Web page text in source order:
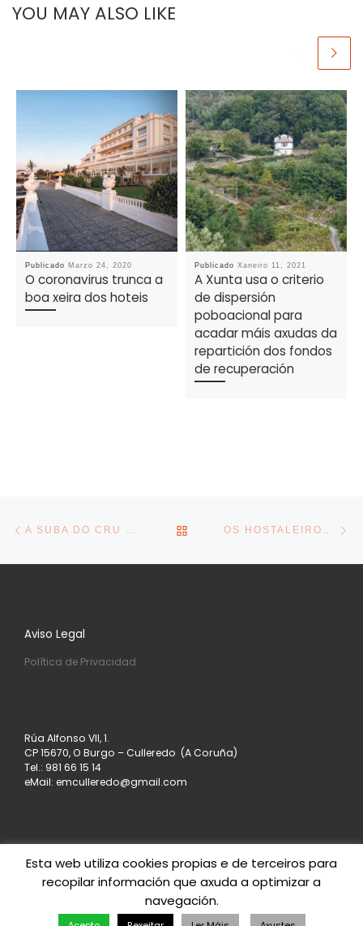
YOU MAY ALSO LIKE
Publicado Marzo 24, 2020
O coronavirus trunca a
boa xeira dos hoteis
Publicado Xaneiro 11, 2021
A Xunta usa o criterio
de dispersión
poboacional para
acadar máis axudas da
repartición dos fondos
de recuperación
BACK TO POST LIST
Aviso Legal
Política de Privacidad
Rúa Alfonso VII, 1.
CP 15670, O Burgo – Culleredo (A Coruña)
Tel.: 981 66 15 14
eMail: emculleredo@gmail.com
© 2026Asociación de Empresarios de Culleredo– All
Esta web utiliza cookies propias e de terceiros para
recopilar información que axuda a optimizar a
navegación.